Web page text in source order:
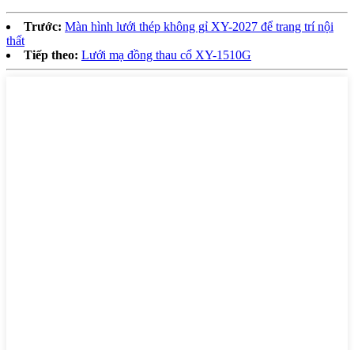
Trước: Màn hình lưới thép không gỉ XY-2027 để trang trí nội
thất
Tiếp theo: Lưới mạ đồng thau cổ XY-1510G